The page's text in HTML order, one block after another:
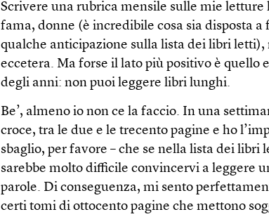
Scrivere una rubrica mensile sulle mie
fama, donne (è incredibile cosa sia disposta a
qualche anticipazione sulla lista dei libri
eccetera. Ma forse il lato più positivo è quello
degli anni: non puoi leggere libri lunghi.
Be’, almeno io non ce la faccio. In una
croce, tra le due e le trecento pagine e ho
sbaglio, per favore – che se nella lista dei libri
sarebbe molto difficile convincervi a leggere
parole. Di conseguenza, mi sento
certi tomi di ottocento pagine che mettono